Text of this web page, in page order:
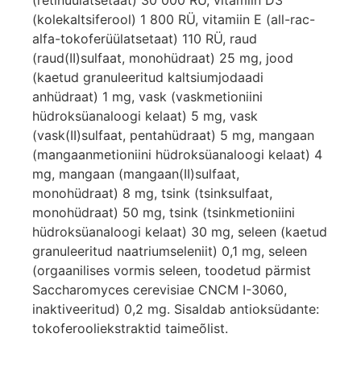
(kolekaltsiferool) 1 800 RÜ, vitamiin E (all-rac-
alfa-tokoferüülatsetaat) 110 RÜ, raud
(raud(II)sulfaat, monohüdraat) 25 mg, jood
(kaetud granuleeritud kaltsiumjodaadi
anhüdraat) 1 mg, vask (vaskmetioniini
hüdroksüanaloogi kelaat) 5 mg, vask
(vask(II)sulfaat, pentahüdraat) 5 mg, mangaan
(mangaanmetioniini hüdroksüanaloogi kelaat) 4
mg, mangaan (mangaan(II)sulfaat,
monohüdraat) 8 mg, tsink (tsinksulfaat,
monohüdraat) 50 mg, tsink (tsinkmetioniini
hüdroksüanaloogi kelaat) 30 mg, seleen (kaetud
granuleeritud naatriumseleniit) 0,1 mg, seleen
(orgaanilises vormis seleen, toodetud pärmist
Saccharomyces cerevisiae CNCM I-3060,
inaktiveeritud) 0,2 mg. Sisaldab antioksüdante:
tokoferooliekstraktid taimeõlist.